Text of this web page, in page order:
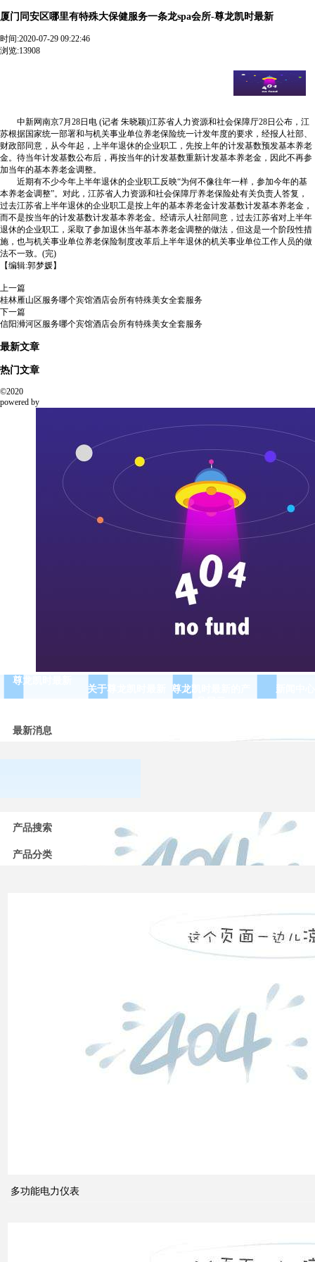
厦门同安区哪里有特殊大保健服务一条龙spa会所-尊龙凯时最新
时间:2020-07-29 09:22:46
浏览:13908
5８654喜喜】全天24小时安排【 v:195２5８654喜喜】十五分钟
我们一定能送到您指定地点. 江苏：上半年退休企业职工将重新
中新网南京7月28日电 (记者 朱晓颖)江苏省人力资源和社会保障厅28日公布，江
苏根据国家统一部署和与机关事业单位养老保险统一计发年度的要求，经报人社部、
财政部同意，从今年起，上半年退休的企业职工，先按上年的计发基数预发基本养老
金。待当年计发基数公布后，再按当年的计发基数重新计发基本养老金，因此不再参
加当年的基本养老金调整。
近期有不少今年上半年退休的企业职工反映“为何不像往年一样，参加今年的基
本养老金调整”。对此，江苏省人力资源和社会保障厅养老保险处有关负责人答复，
过去江苏省上半年退休的企业职工是按上年的基本养老金计发基数计发基本养老金，
而不是按当年的计发基数计发基本养老金。经请示人社部同意，过去江苏省对上半年
退休的企业职工，采取了参加退休当年基本养老金调整的做法，但这是一个阶段性措
施，也与机关事业单位养老保险制度改革后上半年退休的机关事业单位工作人员的做
法不一致。(完)
【编辑:郭梦媛】
上一篇
桂林雁山区服务哪个宾馆酒店会所有特殊美女全套服务
下一篇
信阳浉河区服务哪个宾馆酒店会所有特殊美女全套服务
最新文章
热门文章
©2020
powered by
尊龙凯时最新
关于尊龙凯时最新
尊龙凯时最新的产
新闻中心
最新消息
常用
低压
高压
配电
组成
产品搜索
产品分类
多功能电力仪表